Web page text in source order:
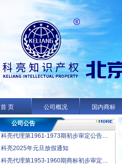
首 页 公司概况 国内商标
公司公告
科亮代理第1953-1960期商标初步审定公告名录
中国商标网及网上服务系统停机通知
科亮2025国庆放假通知
科亮代理第1961-1973期初步审定公告名录
科亮2025年元旦放假通知
科亮代理第1953-1960期商标初步审定公告名录